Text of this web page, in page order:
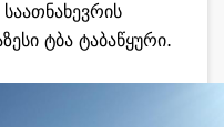
ტბა ტაბაწყური.